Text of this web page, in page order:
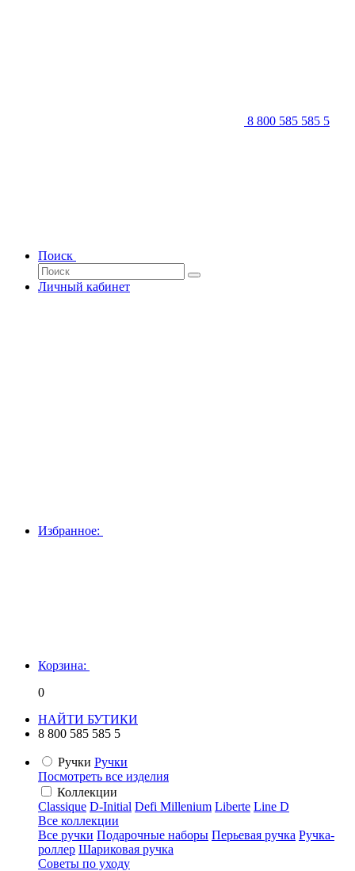
8 800 585 585 5
Поиск
Личный кабинет
Избранное:
Корзина:
0
НАЙТИ БУТИКИ
8 800 585 585 5
Ручки Ручки
Посмотреть все изделия
Коллекции
Classique D-Initial Defi Millenium Liberte Line D
Все коллекции
Все ручки Подарочные наборы Перьевая ручка Ручка-
роллер Шариковая ручка
Советы по уходу